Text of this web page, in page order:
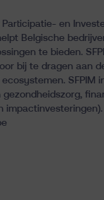
Participatie- en
Belgische
te bieden.
bij te dragen aan
ecosystemen.
gezondheidszorg,
impactinvesteringen).